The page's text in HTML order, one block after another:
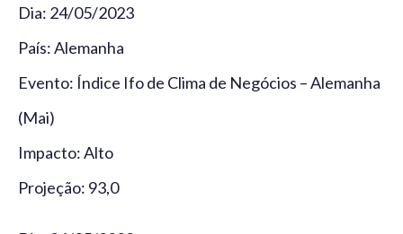
Dia: 24/05/2023
País: Alemanha
Evento: Índice Ifo de Clima de Negócios – Alemanha
(Mai)
Impacto: Alto
Projeção: 93,0